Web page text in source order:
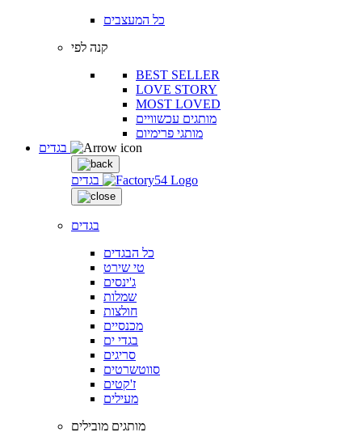
כל המעצבים
קנה לפי
BEST SELLER
LOVE STORY
MOST LOVED
מותגים עכשוויים
מותגי פרימיום
בגדים
בגדים
כל הבגדים
טי שירט
ג'ינסים
שמלות
חולצות
מכנסיים
בגדי ים
סריגים
סווטשרטים
ז'קטים
מעילים
מותגים מובילים